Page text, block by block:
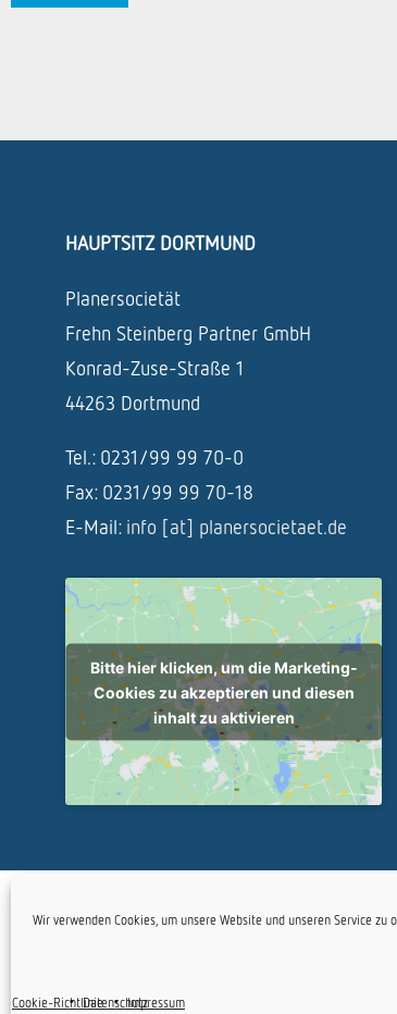
Wir verwenden Cookies, um unsere Website und unseren Service zu
Cookie-RichtlinieDatenschutzImpressum
HAUPTSITZ DORTMUND
Planersocietät
Frehn Steinberg Partner GmbH
Konrad-Zuse-Straße 1
44263 Dortmund
Tel.: 0231/99 99 70-0
Fax: 0231/99 99 70-18
E-Mail: info [at] planersocietaet.de
Bitte hier klicken, um die Marketing-
Cookies zu akzeptieren und diesen
inhalt zu aktivieren